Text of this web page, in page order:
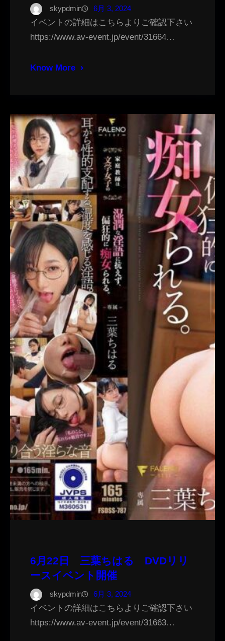
skypdmin 6月 3, 2024
イベントの詳細はこちらよりご確認下さい
https://www.av-event.jp/event/31664…
Know More
6月22日 三葉ちはる DVDリリ
ースイベント開催
skypdmin 6月 3, 2024
イベントの詳細はこちらよりご確認下さい
https://www.av-event.jp/event/31663…